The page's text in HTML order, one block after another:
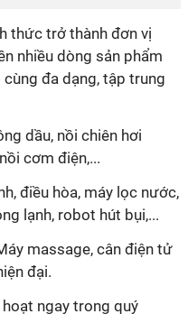
thức trở thành đơn vị
nhiều dòng sản phẩm
đa dạng, tập trung
dầu, nồi chiên hơi
cơm điện,...
điều hòa, máy lọc nước,
lạnh, robot hút bụi,...
massage, cân điện tử
đại.
ngay trong quý